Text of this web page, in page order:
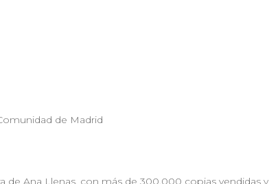
de Madrid
de Ana Llenas, con más de 300.000 copias vendidas y